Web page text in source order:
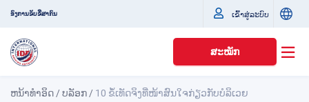
ອົງການຂັບຂີ່ສາກົນ ເຂົ້າສູ່ລະບົບ
ສະໝັກ
ຫນ້າທໍາອິດ /ບລັອກ / 10 ຂໍ້ເທັດຈິງທີ່ໜ້າສົນໃຈກ່ຽວກັບບໍລິເວຍ